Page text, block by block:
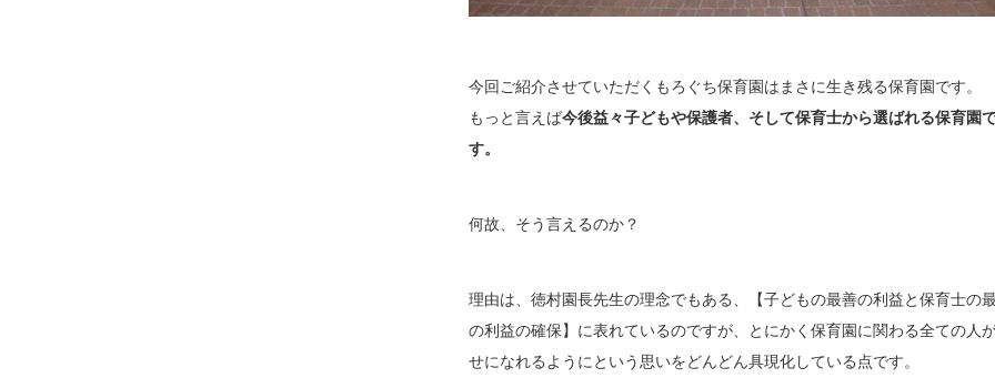
今回ご紹介させていただくもろぐち保育園はまさに生き残る保育園です。
もっと言えば今後益々子どもや保護者、そして保育士から選ばれる保育園
す。
何故、そう言えるのか？
理由は、徳村園長先生の理念でもある、【子どもの最善の利益と保育士の
の利益の確保】に表れているのですが、とにかく保育園に関わる全ての人
せになれるようにという思いをどんどん具現化している点です。